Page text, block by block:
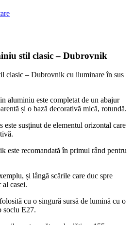
stil clasic – Dubrovnik
clasic – Dubrovnik cu iluminare în sus
aluminiu este completat de un abajur
și o bază decorativă mică, rotundă.
este susținut de elementul orizontal care
este recomandată în primul rând pentru
și lângă scările care duc spre
al casei.
cu o singură sursă de lumină cu o
soclu E27.